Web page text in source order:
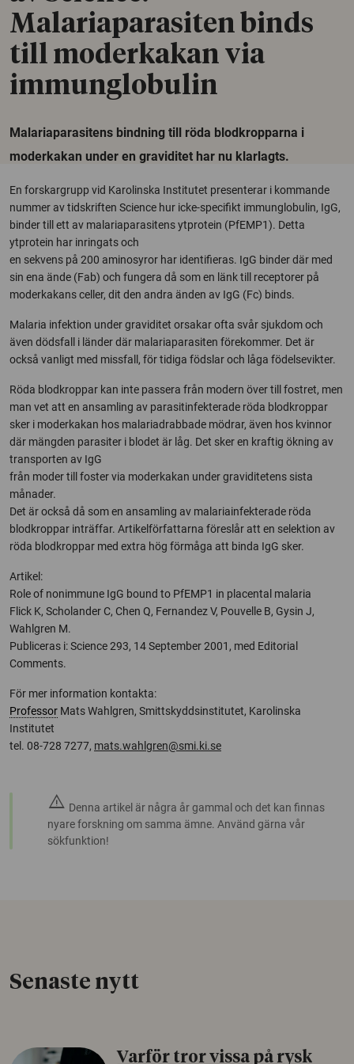
Malariaparasiten binds
till moderkakan via
immunglobulin
Malariaparasitens bindning till röda blodkropparna i
moderkakan under en graviditet har nu klarlagts.
En forskargrupp vid Karolinska Institutet presenterar i kommande
nummer av tidskriften Science hur icke-specifikt immunglobulin, IgG,
binder till ett av malariaparasitens ytprotein (PfEMP1). Detta
ytprotein har inringats och
en sekvens på 200 aminosyror har identifieras. IgG binder där med
sin ena ände (Fab) och fungera då som en länk till receptorer på
moderkakans celler, dit den andra änden av IgG (Fc) binds.
Malaria infektion under graviditet orsakar ofta svår sjukdom och
även dödsfall i länder där malariaparasiten förekommer. Det är
också vanligt med missfall, för tidiga födslar och låga födelsevikter.
Röda blodkroppar kan inte passera från modern över till fostret, men
man vet att en ansamling av parasitinfekterade röda blodkroppar
sker i moderkakan hos malariadrabbade mödrar, även hos kvinnor
där mängden parasiter i blodet är låg. Det sker en kraftig ökning av
transporten av IgG
från moder till foster via moderkakan under graviditetens sista
månader.
Det är också då som en ansamling av malariainfekterade röda
blodkroppar inträffar. Artikelförfattarna föreslår att en selektion av
röda blodkroppar med extra hög förmåga att binda IgG sker.
Artikel:
Role of nonimmune IgG bound to PfEMP1 in placental malaria
Flick K, Scholander C, Chen Q, Fernandez V, Pouvelle B, Gysin J,
Wahlgren M.
Publiceras i: Science 293, 14 September 2001, med Editorial
Comments.
För mer information kontakta:
Professor Mats Wahlgren, Smittskyddsinstitutet, Karolinska
Institutet
tel. 08-728 7277, mats.wahlgren@smi.ki.se
warning Denna artikel är några år gammal och det kan finnas
nyare forskning om samma ämne. Använd gärna vår
sökfunktion!
Senaste nytt
Varför tror vissa på rysk